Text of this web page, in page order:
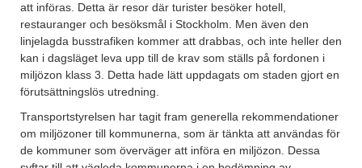
att införas. Detta är resor där turister besöker hotell,
restauranger och besöksmål i Stockholm. Men även den
linjelagda busstrafiken kommer att drabbas, och inte heller den
kan i dagsläget leva upp till de krav som ställs på fordonen i
miljözon klass 3. Detta hade lätt uppdagats om staden gjort en
förutsättningslös utredning.
Transportstyrelsen har tagit fram generella rekommendationer
om miljözoner till kommunerna, som är tänkta att användas för
de kommuner som överväger att införa en miljözon. Dessa